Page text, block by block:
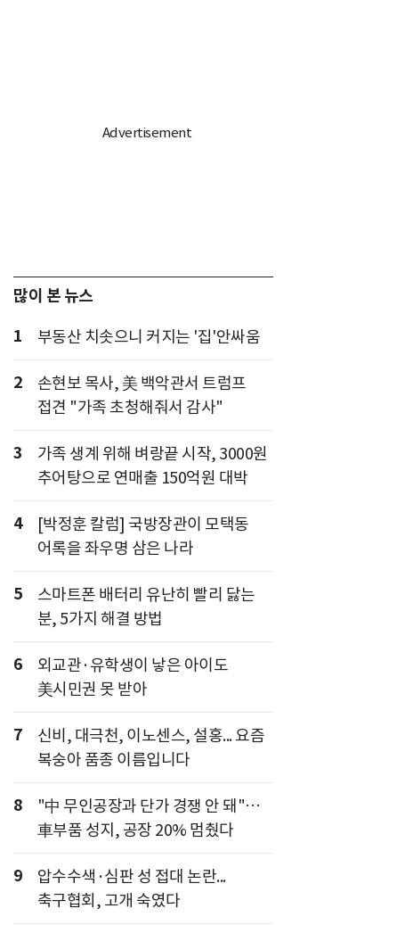
많이 본 뉴스
1
부동산 치솟으니 커지는 '집'안싸움
2
손현보 목사, 美 백악관서 트럼프
접견 "가족 초청해줘서 감사"
3
가족 생계 위해 벼랑끝 시작, 3000원
추어탕으로 연매출 150억원 대박
4
[박정훈 칼럼] 국방장관이 모택동
어록을 좌우명 삼은 나라
5
스마트폰 배터리 유난히 빨리 닳는
분, 5가지 해결 방법
6
외교관·유학생이 낳은 아이도
美시민권 못 받아
7
신비, 대극천, 이노센스, 설홍... 요즘
복숭아 품종 이름입니다
8
"中 무인공장과 단가 경쟁 안 돼"…
車부품 성지, 공장 20% 멈췄다
9
압수수색·심판 성 접대 논란...
축구협회, 고개 숙였다